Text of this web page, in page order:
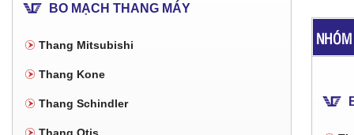
BO MẠCH THANG MÁY
Thang Mitsubishi
Thang Kone
Thang Schindler
Thang Otis